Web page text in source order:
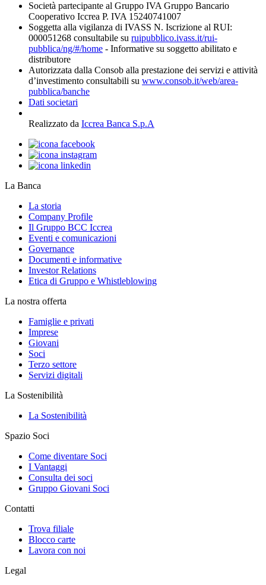
Società partecipante al Gruppo IVA Gruppo Bancario
Cooperativo Iccrea P. IVA 15240741007
Soggetta alla vigilanza di IVASS N. Iscrizione al RUI:
000051268 consultabile su ruipubblico.ivass.it/rui-
pubblica/ng/#/home - Informative su soggetto abilitato e
distributore
Autorizzata dalla Consob alla prestazione dei servizi e attività
d’investimento consultabili su www.consob.it/web/area-
pubblica/banche
Dati societari
Realizzato da Iccrea Banca S.p.A
La Banca
La storia
Company Profile
Il Gruppo BCC Iccrea
Eventi e comunicazioni
Governance
Documenti e informative
Investor Relations
Etica di Gruppo e Whistleblowing
La nostra offerta
Famiglie e privati
Imprese
Giovani
Soci
Terzo settore
Servizi digitali
La Sostenibilità
La Sostenibilità
Spazio Soci
Come diventare Soci
I Vantaggi
Consulta dei soci
Gruppo Giovani Soci
Contatti
Trova filiale
Blocco carte
Lavora con noi
Legal